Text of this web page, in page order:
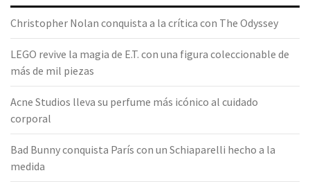
Christopher Nolan conquista a la crítica con The Odyssey
LEGO revive la magia de E.T. con una figura coleccionable de
más de mil piezas
Acne Studios lleva su perfume más icónico al cuidado
corporal
Bad Bunny conquista París con un Schiaparelli hecho a la
medida